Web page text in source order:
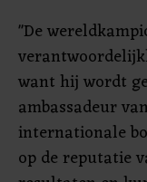
"De
want hij wordt
ambassadeur
internationale
op de reputatie